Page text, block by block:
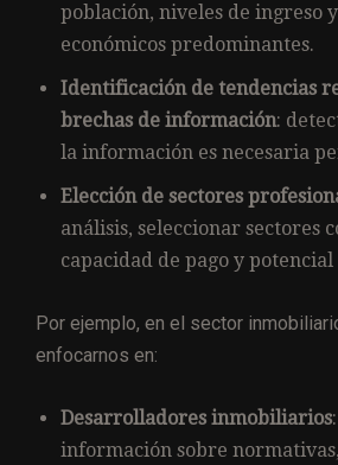
población, niveles de ingreso
económicos predominantes.
Identificación de tendencias
brechas de información:
la información es necesaria
Elección de sectores
análisis, seleccionar sectores
capacidad de pago y
Por ejemplo, en el sector
enfocarnos en:
Desarrolladores inmobiliarios
información sobre